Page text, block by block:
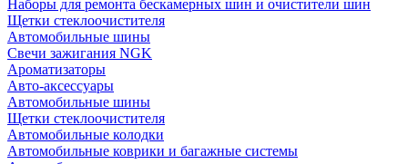
Наборы для ремонта бескамерных шин и очистители шин
Щетки стеклоочистителя
Автомобильные шины
Свечи зажигания NGK
Ароматизаторы
Авто-аксессуары
Автомобильные шины
Щетки стеклоочистителя
Автомобильные колодки
Автомобильные коврики и багажные системы